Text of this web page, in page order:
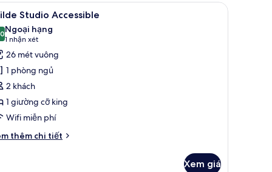
bàn ủi/dụng cụ ủi quần áo Wilde Studio Accessible | Minibar, phòng
10 Studio Accessible
trên 10
Ngoại hạng
1 nhận xét
(1
nhận
xét)
26 mét vuông
1 phòng ngủ
2 khách
1 giường cỡ king
Wifi miễn phí
thêm chi tiết
Xem giá